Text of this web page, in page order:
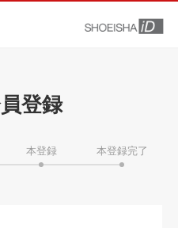
登録
本登録 本登録完了